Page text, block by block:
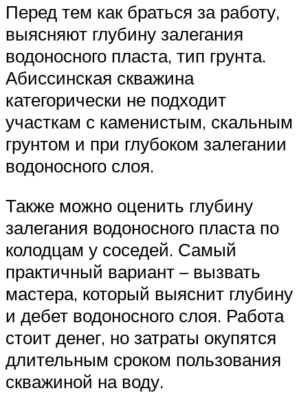
Перед тем как браться за работу,
выясняют глубину залегания
водоносного пласта, тип грунта.
Абиссинская скважина
категорически не подходит
участкам с каменистым, скальным
грунтом и при глубоком залегании
водоносного слоя.
Также можно оценить глубину
залегания водоносного пласта по
колодцам у соседей. Самый
практичный вариант – вызвать
мастера, который выяснит глубину
и дебет водоносного слоя. Работа
стоит денег, но затраты окупятся
длительным сроком пользования
скважиной на воду.